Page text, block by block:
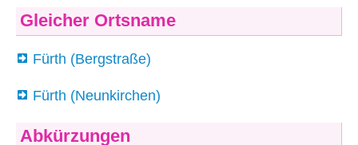
Gleicher Ortsname
Fürth (Bergstraße)
Fürth (Neunkirchen)
Abkürzungen